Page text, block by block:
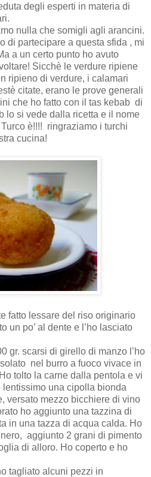
degli esperti in materia di
nulla che somigli agli arancini.
di partecipare a questa sfida , mi
a un certo punto ho avuto
Sicchè le verdure ripiene
ripieno di verdure, i calamari
citate, erano le prove generali
che ho fatto con il tas kebab di
lo si vede dalla ricetta e il nome
è!!!! ringraziamo i turchi
cucina!
fatto lessare del riso originario
un po’ al dente e l’ho lasciato
gr. scarsi di girello di manzo l’ho
nel burro a fuoco vivace in
tolto la carne dalla pentola e vi
lentissimo una cipolla bionda
versato mezzo bicchiere di vino
ho aggiunto una tazzina di
in una tazza di acqua calda. Ho
aggiunto 2 grani di pimento
di alloro. Ho coperto e ho
tagliato alcuni pezzi in